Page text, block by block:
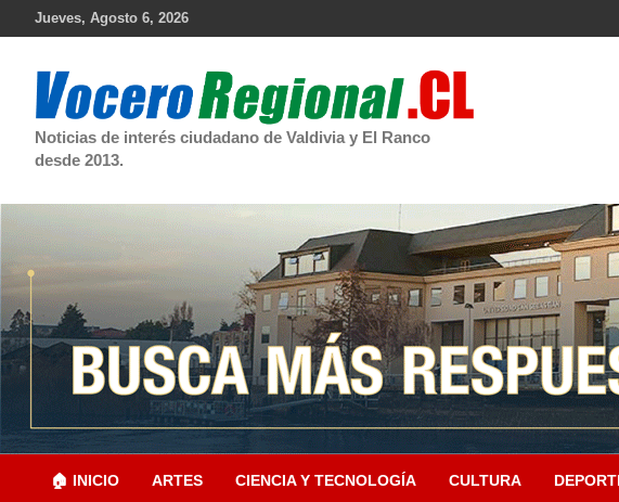
Jueves, Agosto 6, 2026
Noticias de interés ciudadano de Valdivia y El Ranco
desde 2013.
🏠 INICIO ARTES CIENCIA Y TECNOLOGÍA CULTURA